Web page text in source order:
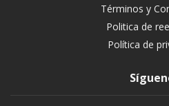
Términos y
Politica de
Política de